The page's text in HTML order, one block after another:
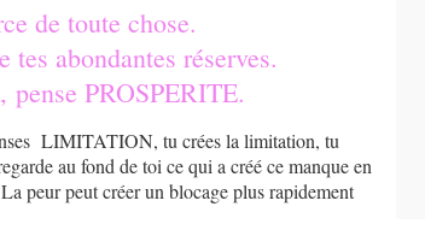
de toute chose.
tes abondantes réserves.
PROSPERITE.
LIMITATION, tu crées la limitation, tu
au fond de toi ce qui a créé ce manque en
peur peut créer un blocage plus rapidement